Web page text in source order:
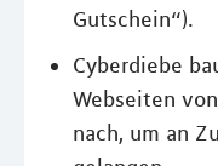
Gutschein“).
Cyberdiebe
Webseiten
nach, um an